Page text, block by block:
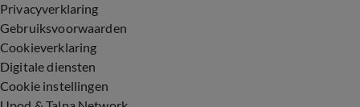
Privacyverklaring
Gebruiksvoorwaarden
Cookieverklaring
Digitale diensten
Cookie instellingen